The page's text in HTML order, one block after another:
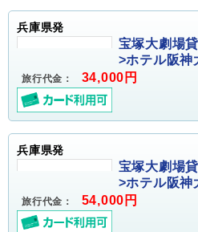
兵庫県発
宝塚大劇場
>ホテル阪神
旅行代金： 34,000円
兵庫県発
宝塚大劇場
>ホテル阪神
旅行代金： 54,000円